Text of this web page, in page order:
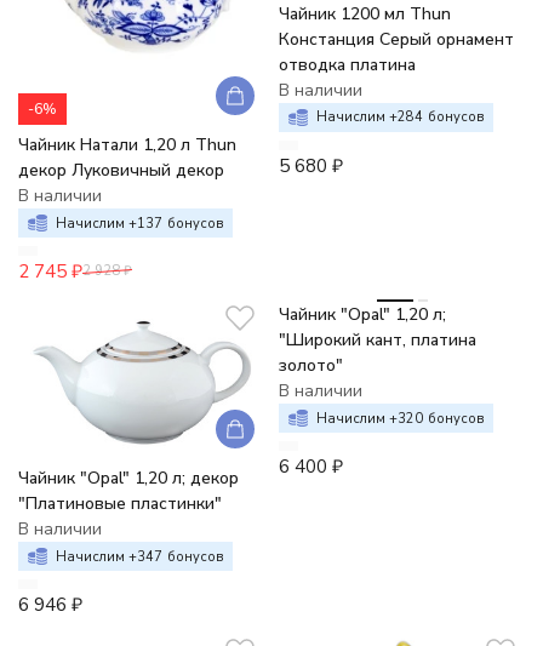
-6%
Чайник Натали 1,20 л Thun
декор Луковичный декор
В наличии
Начислим +137 бонусов
2 745 ₽2 928 ₽
Чайник 1200 мл Thun
Констанция Серый орнамент
отводка платина
В наличии
Начислим +284 бонусов
5 680 ₽
Чайник "Opal" 1,20 л; декор
"Платиновые пластинки"
В наличии
Начислим +347 бонусов
6 946 ₽
Чайник "Opal" 1,20 л;
"Широкий кант, платина
золото"
В наличии
Начислим +320 бонусов
6 400 ₽